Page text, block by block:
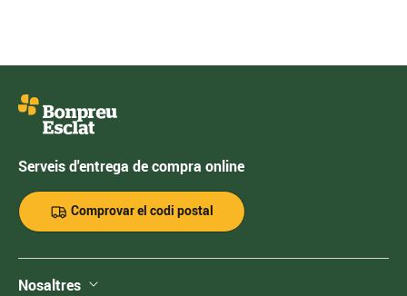
Serveis d'entrega de compra online
Comprovar el codi postal
Nosaltres